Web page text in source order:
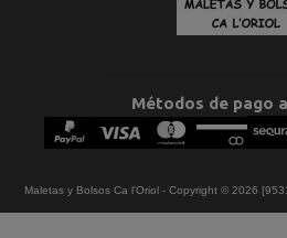
Métodos de pago
Maletas y Bolsos Ca l'Oriol- Copyright © 2026